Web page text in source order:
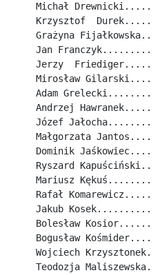
Michał
Krzysztof
Grażyna
Jan
Jerzy
Mirosław
Adam
Andrzej
Józef
Małgorzata
Dominik
Ryszard
Mariusz
Rafał
Jakub
Bolesław
Bogusław
Wojciech
Teodozja